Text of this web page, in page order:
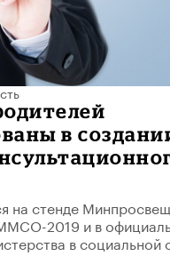
в
на стенде
2019 и в
в социальной